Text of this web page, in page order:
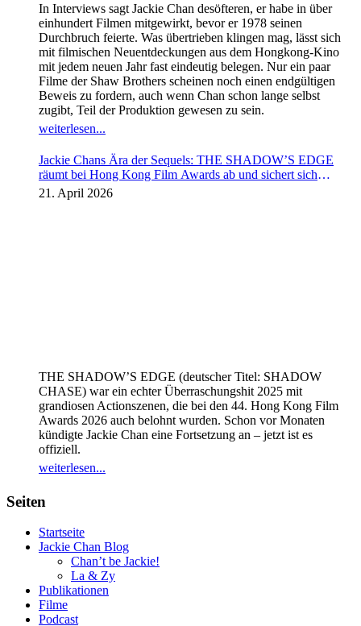
In Interviews sagt Jackie Chan desöfteren, er habe in über
einhundert Filmen mitgewirkt, bevor er 1978 seinen
Durchbruch feierte. Was übertrieben klingen mag, lässt sich
mit filmischen Neuentdeckungen aus dem Hongkong-Kino
mit jedem neuen Jahr fast eindeutig belegen. Nur ein paar
Filme der Shaw Brothers scheinen noch einen endgültigen
Beweis zu fordern, auch wenn Chan schon lange selbst
zugibt, Teil der Produktion gewesen zu sein.
weiterlesen...
Jackie Chans Ära der Sequels: THE SHADOW’S EDGE
räumt bei Hong Kong Film Awards ab und sichert sich
Fortsetzung
21. April 2026
THE SHADOW’S EDGE (deutscher Titel: SHADOW
CHASE) war ein echter Überraschungshit 2025 mit
grandiosen Actionszenen, die bei den 44. Hong Kong Film
Awards 2026 auch belohnt wurden. Schon vor Monaten
kündigte Jackie Chan eine Fortsetzung an – jetzt ist es
offiziell.
weiterlesen...
Seiten
Startseite
Jackie Chan Blog
Chan’t be Jackie!
La & Zy
Publikationen
Filme
Podcast